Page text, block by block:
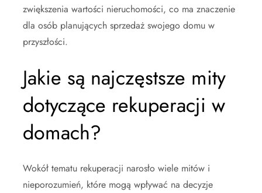
zwiększenia wartości nieruchomości, co ma znaczenie
dla osób planujących sprzedaż swojego domu w
przyszłości.
Jakie są najczęstsze mity
dotyczące rekuperacji w
domach?
Wokół tematu rekuperacji narosło wiele mitów i
nieporozumień, które mogą wpływać na decyzje